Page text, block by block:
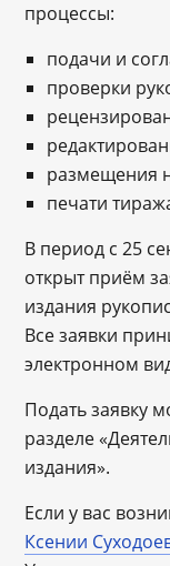
процессы:
подачи и
проверки
размещения
печати
В период с 25
открыт приём
издания
Все заявки
электронном
Подать заявку
разделе
издания».
Если у вас
Ксении